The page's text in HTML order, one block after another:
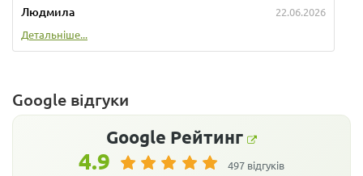
Людмила
22.06.2026
Детальніше...
Google відгуки
Google Рейтинг
4.9 497 відгуків